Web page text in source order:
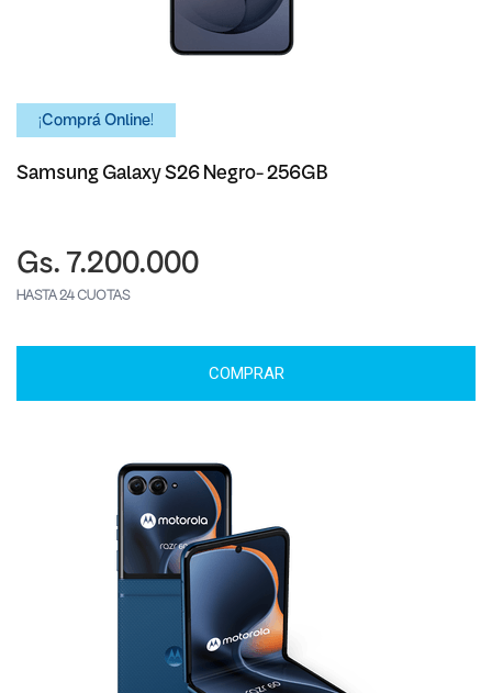
¡Comprá Online!
Samsung Galaxy S26 Negro- 256GB
Gs. 7.200.000
HASTA 24 CUOTAS
COMPRAR